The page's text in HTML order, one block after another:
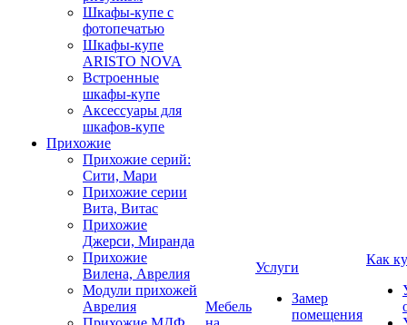
Шкафы-купе с
фотопечатью
Шкафы-купе
ARISTO NOVA
Встроенные
шкафы-купе
Аксессуары для
шкафов-купе
Прихожие
Прихожие серий:
Сити, Мари
Прихожие серии
Вита, Витас
Прихожие
Джерси, Миранда
Прихожие
Вилена, Аврелия
Модули прихожей
Аврелия
Мебель
Услуги
Замер
помещения
Как